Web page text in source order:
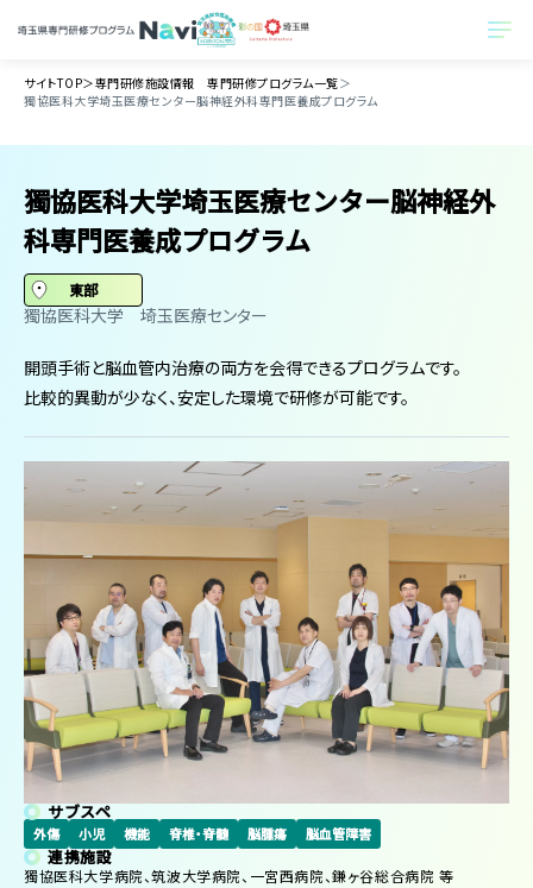
サイトTOP＞専門研修施設情報 専門研修プログラム一覧＞
獨協医科大学埼玉医療センター脳神経外科専門医養成プログラム
獨協医科大学埼玉医療センター脳神経外
科専門医養成プログラム
東部
​獨協医科大学 ​埼玉医療センター
開頭手術と脳血管内治療の両方を会得できるプログラムです。
比較的異動が少なく、安定した環境で研修が可能です。
サブスペ
外傷 小児 機能 脊椎・脊髄 脳腫瘍 脳血管障害
連携施設
獨協医科大学病院、筑波大学病院、一宮西病院、鎌ヶ谷総合病院 等